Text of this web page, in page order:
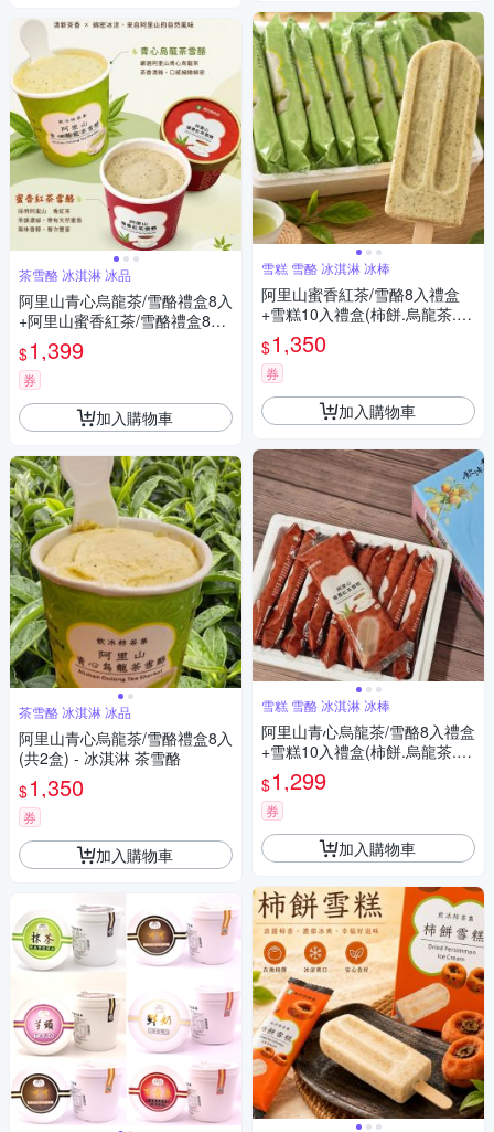
茶雪酪 冰淇淋 冰品
阿里山青心烏龍茶/雪酪禮盒8入
+阿里山蜜香紅茶/雪酪禮盒8入
- 冰淇淋 茶雪酪
$1,399
券
加入購物車
茶雪酪 冰淇淋 冰品
阿里山青心烏龍茶/雪酪禮盒8入
(共2盒) - 冰淇淋 茶雪酪
$1,350
券
加入購物車
雪糕 雪酪 冰淇淋 冰棒
阿里山蜜香紅茶/雪酪8入禮盒
+雪糕10入禮盒(柿餅.烏龍茶.紅
茶)
$1,350
券
加入購物車
雪糕 雪酪 冰淇淋 冰棒
阿里山青心烏龍茶/雪酪8入禮盒
+雪糕10入禮盒(柿餅.烏龍茶.紅
茶)
$1,299
券
加入購物車